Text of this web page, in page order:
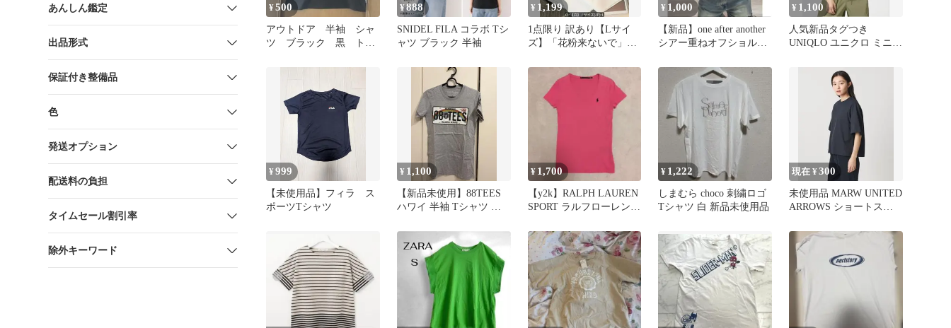
あんしん鑑定
出品形式
保証付き整備品
色
発送オプション
配送料の負担
タイムセール割引率
除外キーワード
¥500
アウトドア 半袖 シャ
ツ ブラック 黒 トッ
¥888
SNIDEL FILA コラボ Tシ
ャツ ブラック 半袖
¥ 1,199
1点限り 訳あり【Lサイ
ズ】「花粉来ないで」半
かわいい
¥ 1,000
【新品】one after another
シアー重ねオフショルト
¥ 1,100
人気新品タグつき
UNIQLO ユニクロ ミニT
¥999
【未使用品】フィラ ス
ポーツTシャツ
¥ 1,100
【新品未使用】88TEES
ハワイ 半袖 Tシャツ グ
¥ 1,700
【y2k】RALPH LAUREN
SPORT ラルフローレン V
¥ 1,222
しまむら choco 刺繍ロゴ
Tシャツ 白 新品未使用品
現在 ¥300
未使用品 MARW UNITED
ARROWS ショートスリ